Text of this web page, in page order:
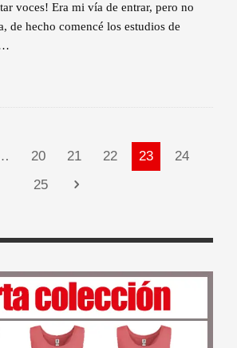
voces! Era mi vía de entrar, pero no
de hecho comencé los estudios de
20 21 22 23
24
25